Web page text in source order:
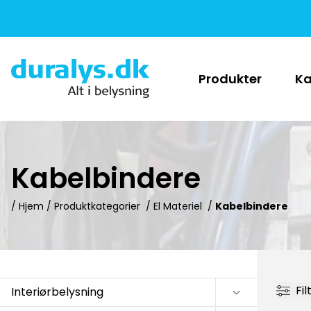
Produkter
Kabelbindere
/ Hjem / Produktkategorier / El Materiel / Kabelbindere
Interiørbelysning